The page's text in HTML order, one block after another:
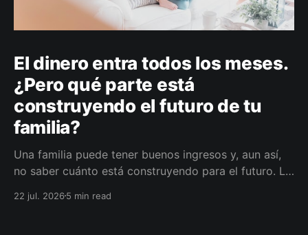
El dinero entra todos los meses.
¿Pero qué parte está
construyendo el futuro de tu
familia?
Una familia puede tener buenos ingresos y, aun así,
no saber cuánto está construyendo para el futuro. La
darle a cada parte del ingreso un propósito, un plazo
22 jul. 20265 min read